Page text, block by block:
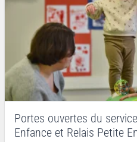
Portes ouvertes du
Enfance et Relais Petite